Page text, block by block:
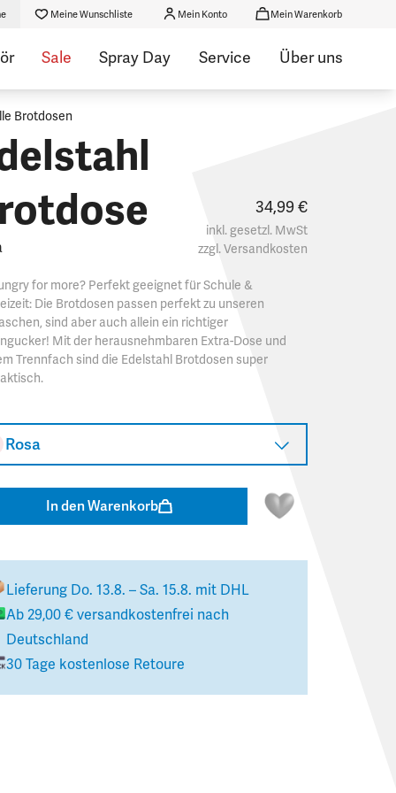
Meine Wunschliste Mein Konto Mein Warenkorb
Sale Spray Day Service Über uns
Brotdosen
34,99 €
inkl. gesetzl. MwSt
zzgl.Versandkosten
for more? Perfekt geeignet für Schule &
Die Brotdosen passen perfekt zu unseren
sind aber auch allein ein richtiger
Mit der herausnehmbaren Extra-Dose und
Trennfach sind die Edelstahl Brotdosen super
Rosa
In den Warenkorb
Lieferung Do. 13.8. – Sa. 15.8. mit DHL
Ab 29,00 €versandkostenfrei nach
Deutschland
30 Tage kostenlose Retoure